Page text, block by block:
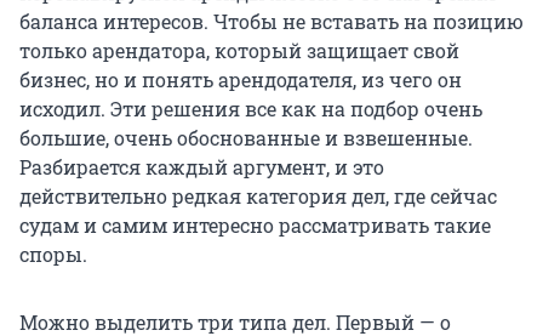
баланса интересов. Чтобы не вставать на позицию
только арендатора, который защищает свой
бизнес, но и понять арендодателя, из чего он
исходил. Эти решения все как на подбор очень
большие, очень обоснованные и взвешенные.
Разбирается каждый аргумент, и это
действительно редкая категория дел, где сейчас
судам и самим интересно рассматривать такие
споры.
Можно выделить три типа дел. Первый — о